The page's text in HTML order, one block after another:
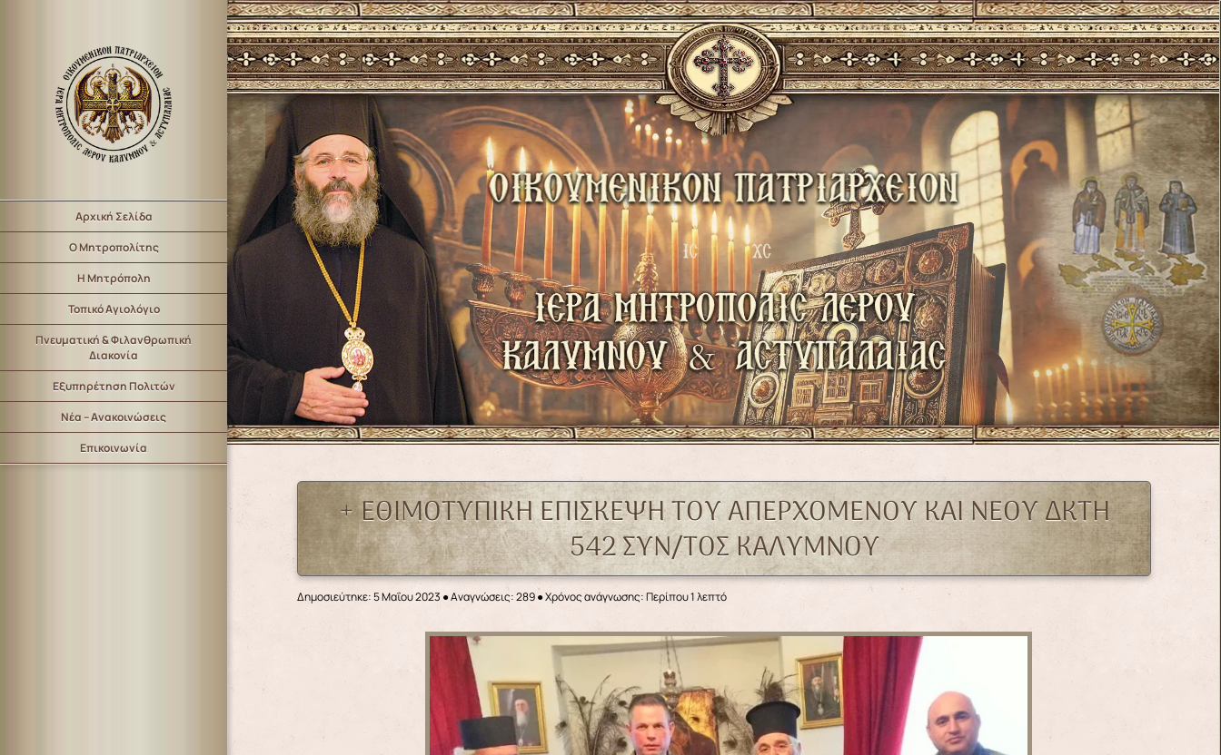
Αρχική Σελίδα
Ο Μητροπολίτης
Η Μητρόπολη
Τοπικό Αγιολόγιο
Πνευματική & Φιλανθρωπική
Διακονία
Εξυπηρέτηση Πολιτών
Νέα – Ανακοινώσεις
Επικοινωνία
+ ΕΘΙΜΟΤΥΠΙΚΗ ΕΠΙΣΚΕΨΗ ΤΟΥ ΑΠΕΡΧΟΜΕΝΟΥ ΚΑΙ ΝΕΟΥ ΔΚΤΗ
542 ΣΥΝ/ΤΟΣ ΚΑΛΥΜΝΟΥ
Δημοσιεύτηκε: 5 Μαΐου 2023 ●Αναγνώσεις: 289● Χρόνος ανάγνωσης: Περίπου 1 λεπτό